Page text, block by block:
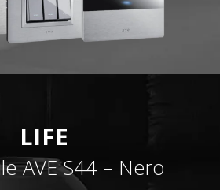
LIFE
AVE S44 – Nero